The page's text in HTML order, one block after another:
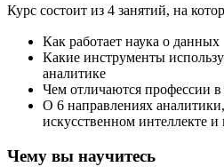
Курс состоит из 4 занятий, на
Как работает наука о данных
Какие инструменты
аналитике
Чем отличаются профессии
О 6 направлениях
искусственном интеллекте и
Чему вы научитесь